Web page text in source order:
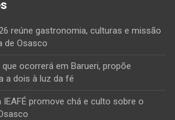
reúne gastronomia, culturas e missão
de Osasco
ocorrerá em Barueri, propõe
a dois à luz da fé
IEAFÉ promove chá e culto sobre o